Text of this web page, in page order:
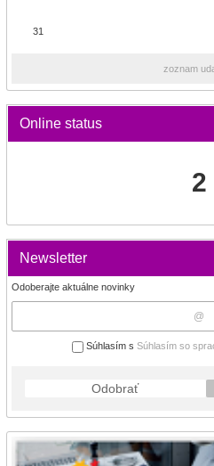
31
zoznam
Online status
2
Newsletter
Odoberajte aktuálne novinky
Súhlasím s Súhlasím so
Odobrať